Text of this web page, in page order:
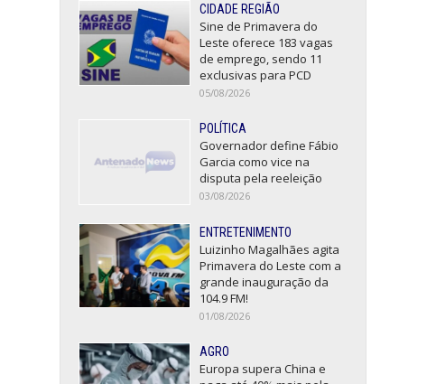
CIDADE REGIÃO
Sine de Primavera do
Leste oferece 183 vagas
de emprego, sendo 11
exclusivas para PCD
05/08/2026
POLÍTICA
Governador define Fábio
Garcia como vice na
disputa pela reeleição
03/08/2026
ENTRETENIMENTO
Luizinho Magalhães agita
Primavera do Leste com a
grande inauguração da
104.9 FM!
01/08/2026
AGRO
Europa supera China e